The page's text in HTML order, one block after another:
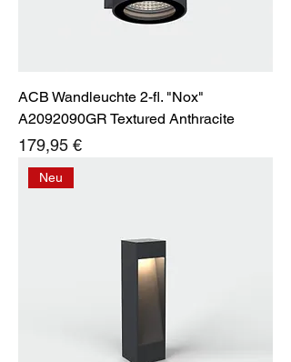
ACB Wandleuchte 2-fl. "Nox"
A2092090GR Textured Anthracite
Preis
179,95 €
Neu